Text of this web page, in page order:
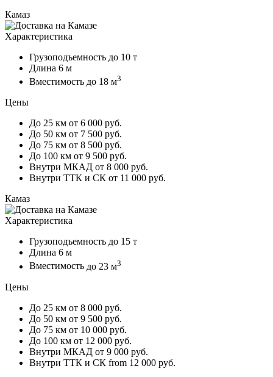
Камаз
Характеристика
Грузоподъемность до 10 т
Длина 6 м
Вместимость до 18 м3
Цены
До 25 км от 6 000 руб.
До 50 км от 7 500 руб.
До 75 км от 8 500 руб.
До 100 км от 9 500 руб.
Внутри МКАД от 8 000 руб.
Внутри ТТК и СК от 11 000 руб.
Камаз
Характеристика
Грузоподъемность до 15 т
Длина 6 м
Вместимость до 23 м3
Цены
До 25 км от 8 000 руб.
До 50 км от 9 500 руб.
До 75 км от 10 000 руб.
До 100 км от 12 000 руб.
Внутри МКАД от 9 000 руб.
Внутри ТТК и СК from 12 000 руб.